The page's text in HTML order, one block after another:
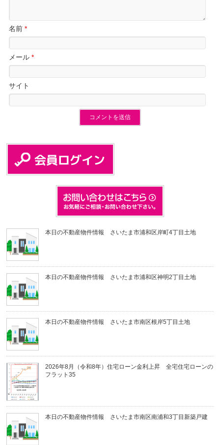
名前*
メール*
サイト
本日の不動産物件情報 さいたま市浦和区岸町4丁目土地
本日の不動産物件情報 さいたま市浦和区神明2丁目土地
本日の不動産物件情報 さいたま市南区根岸5丁目土地
2026年8月（令和8年）住宅ローン金利上昇 全宅住宅ローンの
フラット35
本日の不動産物件情報 さいたま市南区南浦和3丁目新築戸建